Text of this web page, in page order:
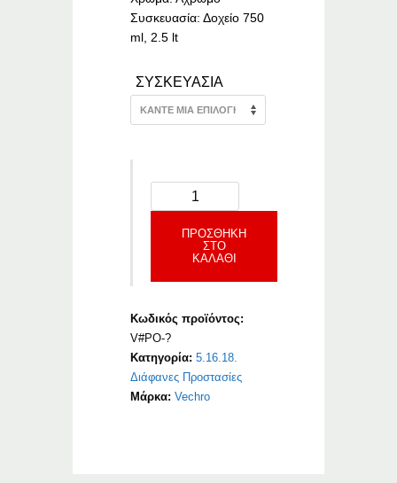
Συσκευασία: Δοχείο 750
ml, 2.5 lt
ΣΥΣΚΕΥΑΣΙΑ
ΠΡΟΣΘΉΚΗ
ΣΤΟ
ΚΑΛΆΘΙ
Κωδικός προϊόντος:
V#PO-?
Κατηγορία:5.16.18.
Διάφανες Προστασίες
Μάρκα:Vechro